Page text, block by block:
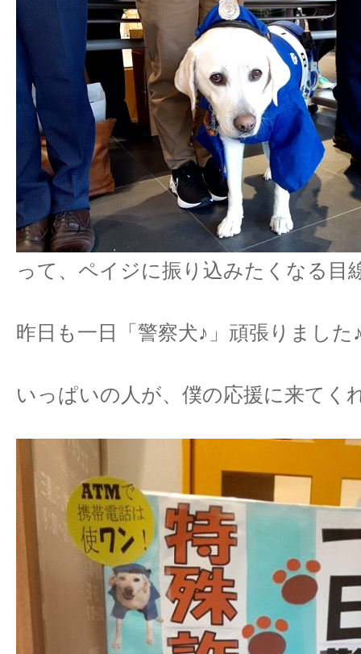
って、ペイジに振り込みたくなる目
昨日も一日「警察犬♪」頑張りました
いっぱいの人が、僕の応援に来てく